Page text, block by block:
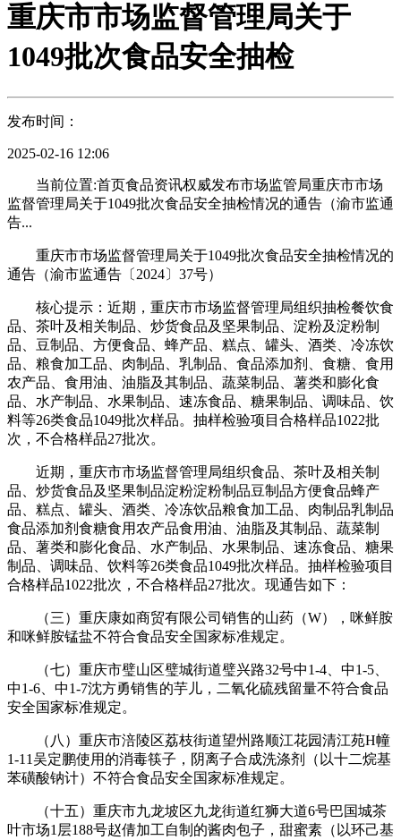
重庆市市场监督管理局关于
1049批次食品安全抽检
发布时间：
2025-02-16 12:06
当前位置:首页食品资讯权威发布市场监管局重庆市市场
监督管理局关于1049批次食品安全抽检情况的通告（渝市监通
告...
重庆市市场监督管理局关于1049批次食品安全抽检情况的
通告（渝市监通告〔2024〕37号）
核心提示：近期，重庆市市场监督管理局组织抽检餐饮食
品、茶叶及相关制品、炒货食品及坚果制品、淀粉及淀粉制
品、豆制品、方便食品、蜂产品、糕点、罐头、酒类、冷冻饮
品、粮食加工品、肉制品、乳制品、食品添加剂、食糖、食用
农产品、食用油、油脂及其制品、蔬菜制品、薯类和膨化食
品、水产制品、水果制品、速冻食品、糖果制品、调味品、饮
料等26类食品1049批次样品。抽样检验项目合格样品1022批
次，不合格样品27批次。
近期，重庆市市场监督管理局组织食品、茶叶及相关制
品、炒货食品及坚果制品淀粉淀粉制品豆制品方便食品蜂产
品、糕点、罐头、酒类、冷冻饮品粮食加工品、肉制品乳制品
食品添加剂食糖食用农产品食用油、油脂及其制品、蔬菜制
品、薯类和膨化食品、水产制品、水果制品、速冻食品、糖果
制品、调味品、饮料等26类食品1049批次样品。抽样检验项目
合格样品1022批次，不合格样品27批次。现通告如下：
（三）重庆康如商贸有限公司销售的山药（W），咪鲜胺
和咪鲜胺锰盐不符合食品安全国家标准规定。
（七）重庆市璧山区璧城街道璧兴路32号中1-4、中1-5、
中1-6、中1-7沈方勇销售的芋儿，二氧化硫残留量不符合食品
安全国家标准规定。
（八）重庆市涪陵区荔枝街道望州路顺江花园清江苑H幢
1-11吴定鹏使用的消毒筷子，阴离子合成洗涤剂（以十二烷基
苯磺酸钠计）不符合食品安全国家标准规定。
（十五）重庆市九龙坡区九龙街道红狮大道6号巴国城茶
叶市场1层188号赵倩加工自制的酱肉包子，甜蜜素（以环己基